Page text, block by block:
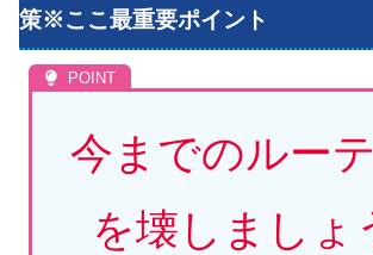
策※ここ最重要ポイント
今までのルー
を壊しましょ